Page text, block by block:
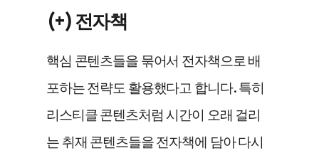
(+) 전자책
핵심 콘텐츠들을 묶어서 전자책으로 배
포하는 전략도 활용했다고 합니다. 특히
리스티클 콘텐츠처럼 시간이 오래 걸리
는 취재 콘텐츠들을 전자책에 담아 다시